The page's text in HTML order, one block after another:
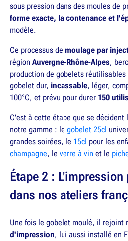
sous pression dans des moules de
forme exacte, la contenance et
modèle.
Ce processus de moulage par
région Auvergne-Rhône-Alpes,
production de gobelets
gobelet dur, incassable, léger,
100°C, et prévu pour durer 150
C'est à cette étape que se décident
notre gamme : le gobelet 25cl
grandes soirées, le 15cl pour les
champagne, le verre à vin et le
Étape 2 :
dans nos ateliers
Une fois le gobelet moulé, il rejoint
d'impression, lui aussi installé en